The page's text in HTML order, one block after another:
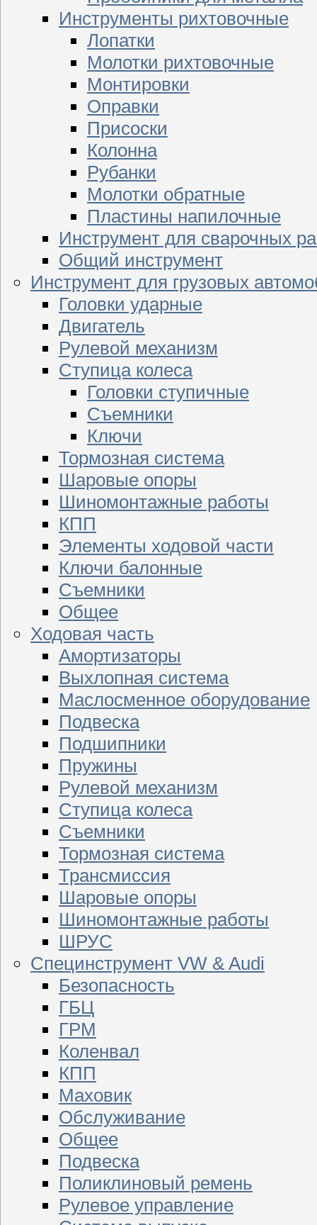
Инструменты рихтовочные
Лопатки
Молотки рихтовочные
Монтировки
Оправки
Присоски
Колонна
Рубанки
Молотки обратные
Пластины напилочные
Инструмент для сварочных
Общий инструмент
Инструмент для грузовых
Головки ударные
Двигатель
Рулевой механизм
Ступица колеса
Головки ступичные
Съемники
Ключи
Тормозная система
Шаровые опоры
Шиномонтажные работы
КПП
Элементы ходовой части
Ключи балонные
Съемники
Общее
Ходовая часть
Амортизаторы
Выхлопная система
Маслосменное оборудование
Подвеска
Подшипники
Пружины
Рулевой механизм
Ступица колеса
Съемники
Тормозная система
Трансмиссия
Шаровые опоры
Шиномонтажные работы
ШРУС
Специнструмент VW & Audi
Безопасность
ГБЦ
ГРМ
Коленвал
КПП
Маховик
Обслуживание
Общее
Подвеска
Поликлиновый ремень
Рулевое управление